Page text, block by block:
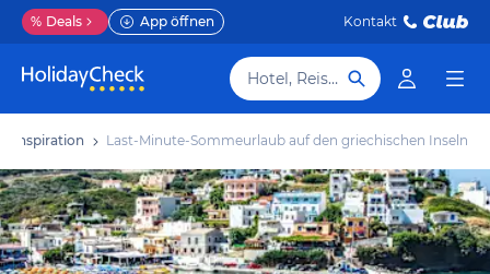
% Deals App öffnen Kontakt
Hotel, Reiseziel
Inspiration Last-Minute-Sommeurlaub auf den griechischen Inseln